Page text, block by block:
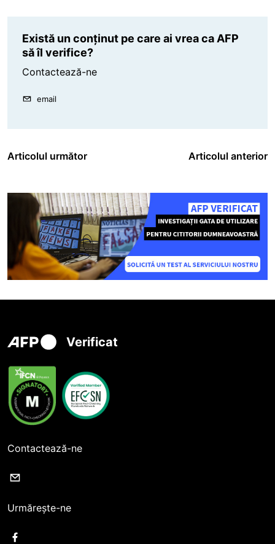
Există un conținut pe care ai vrea ca AFP
să îl verifice?
Contactează-ne
email
Articolul următor Articolul anterior
Verificat
Contactează-ne
Urmărește-ne